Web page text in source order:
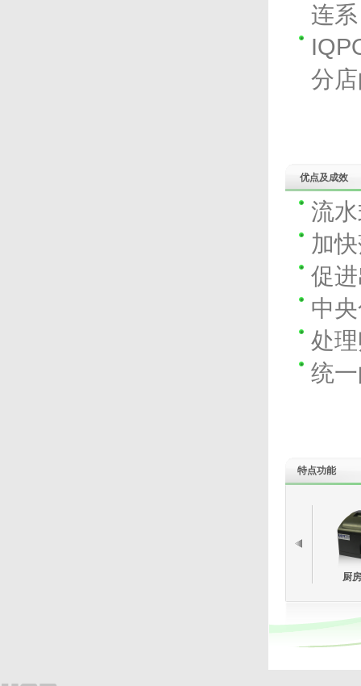
连
分
优点及成效
流
加
促
中
处
统
特点功能
厨